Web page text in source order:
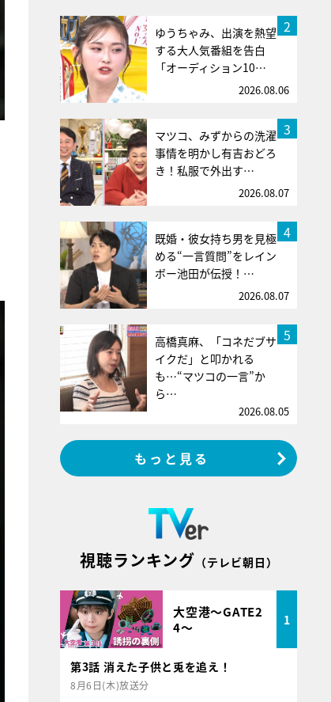
2
ゆうちゃみ、出演を熱望
する大人気番組を告白
「オーディション10…
2026.08.06
3
マツコ、みずからの洗濯
事情を明かし有吉おどろ
き！私服で外出す…
2026.08.07
4
既婚・彼女持ち男を見極
める“一言質問”をレイン
ボー池田が伝授！…
2026.08.07
5
高橋真麻、「コネだブサ
イクだ」と叩かれる
も…“マツコの一言”か
ら…
2026.08.05
もっと見る
視聴ランキング （テレビ朝日）
大空港～GATE2
4～
1
第3話 消えた子供と兎を追え！
8月6日(木)放送分